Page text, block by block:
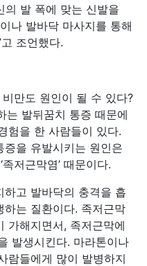
의 발 폭에 맞는 신발을
나 발바닥 마사지를 통해
조언했다.
만도 원인이 될 수 있다?
는 발뒤꿈치 통증 때문에
험을 한 사람들이 있다.
을 유발시키는 원인은
저근막염’ 때문이다.
고 발바닥의 충격을 흡
는 질환이다. 족저근막
가해지면서, 족저근막에
발생시킨다. 마라톤이나
람들에게 많이 발병하지